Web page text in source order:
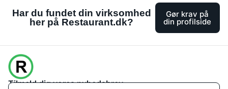
Har du fundet din virksomhed
her på Restaurant.dk?
Gør krav på
din profilside
Tilmeld dig vores nyhedsbrev